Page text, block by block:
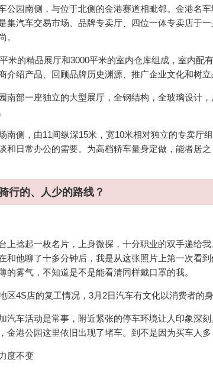
公园南侧，与位于北侧的金港赛道相毗邻。金港名
集汽车交易市场、品牌专卖厅、四位一体专卖店于
。
米的精品展厅和3000平米的室内仓库组成，室内配
介绍产品、回顾品牌历史渊源、推广企业文化和树立
南部一座独立的大型展厅，全钢结构，全玻璃设计
南侧，由11间纵深15米，宽10米相对独立的专卖厅
和日常办公的需要。为高档轿车量身定做，能者居
行的、人少的路线？
上捻起一枚名片，上身微探，十分职业的双手递给
和他聊了十多分钟后，我是从这张照片上第一次看
的雾气，不知道是不是能看清同样戴口罩的我。
区4S店的复工情况，3月2日汽车有文化以消费者的
汽车活动是常事，附近紧张的停车环境让人印象深
金港公园这里依旧出现了堵车。到不是因为买车人
度不变